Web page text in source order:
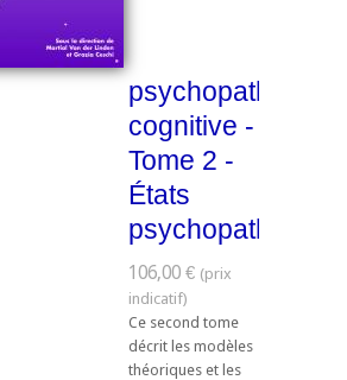
psychopathologie
cognitive -
Tome 2 -
États
106,00 €
Ce second tome
décrit les modèles
théoriques et les